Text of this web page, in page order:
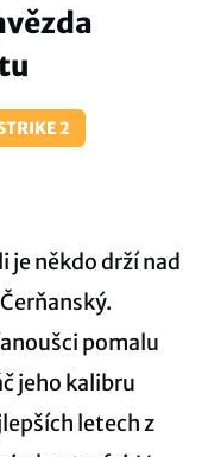
2
je někdo drží nad
pomalu
jeho kalibru
letech z